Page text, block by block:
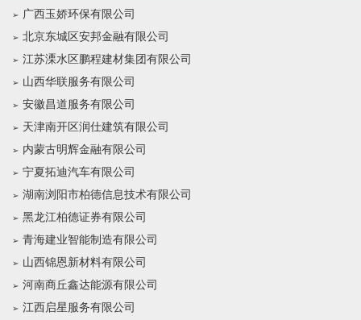
广西玉娇环保有限公司
北京东城区安邦金融有限公司
江苏溧水区鹏程建材集团有限公司
山西华联服务有限公司
安徽昌道服务有限公司
天津南开区润仕建筑有限公司
内蒙古明辉金融有限公司
宁夏拓迪汽车有限公司
湖南浏阳市柏德信息技术有限公司
黑龙江柏德证券有限公司
青海建业智能制造有限公司
山西锦恩新材料有限公司
河南商丘鑫达能源有限公司
江西启星服务有限公司